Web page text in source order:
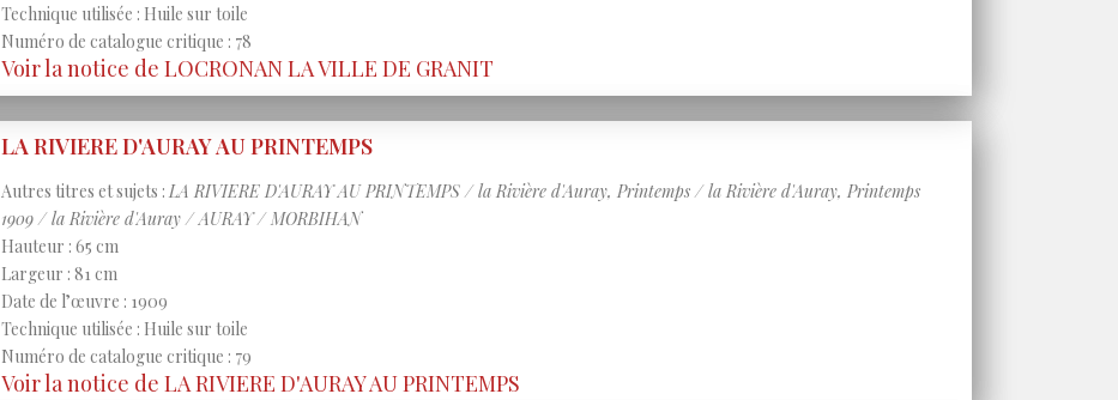
Technique utilisée : Huile sur toile
Numéro de catalogue critique : 78
Voir la notice de LOCRONAN LA VILLE DE GRANIT
LA RIVIERE D'AURAY AU PRINTEMPS
Autres titres et sujets : LA RIVIERE D'AURAY AU PRINTEMPS / la Rivière d'Auray, Printemps / la Rivière d'Auray, Printemps
1909 / la Rivière d'Auray / AURAY / MORBIHAN
Hauteur : 65 cm
Largeur : 81 cm
Date de l’œuvre : 1909
Technique utilisée : Huile sur toile
Numéro de catalogue critique : 79
Voir la notice de LA RIVIERE D'AURAY AU PRINTEMPS